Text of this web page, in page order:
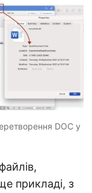
DOC у
прикладі, з